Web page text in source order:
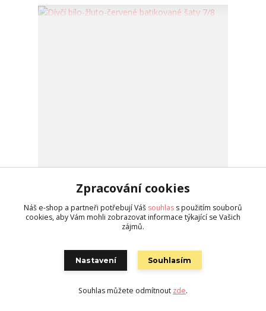
Dívčí bílo-žluto-červené batikované šaty 7/8
290 Kč/ks na dotaz
Detail
Zpracování cookies
Náš e-shop a partneři potřebují Váš souhlas s použitím souborů
cookies, aby Vám mohli zobrazovat informace týkající se Vašich
zájmů.
Nastavení Souhlasím
Souhlas můžete odmítnout zde.